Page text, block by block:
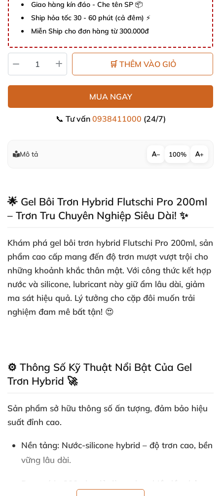
Giao hàng kín đáo - Che tên SP 📦
Ship hỏa tốc 30 - 60 phút (cả đêm) ⚡
Miễn Ship cho đơn hàng từ 300.000đ
🛒 THÊM VÀO GIỎ
MUA NGAY
📞 Tư vấn 0938411000 (24/7)
Mô tả − 100% +
🌟 Gel Bôi Trơn Hybrid Flutschi Pro 200ml
– Trơn Tru Chuyên Nghiệp Siêu Dài! ✨
Khám phá gel bôi trơn hybrid Flutschi Pro 200ml, sản
phẩm cao cấp mang đến độ trơn mượt vượt trội cho
những khoảnh khắc thân mật. Với công thức kết hợp
nước và silicone, lubricant này giữ ẩm lâu dài, giảm
ma sát hiệu quả. Lý tưởng cho cặp đôi muốn trải
nghiệm đam mê bất tận! 😍
⚙️ Thông Số Kỹ Thuật Nổi Bật Của Gel
Trơn Hybrid 🚀
Sản phẩm sở hữu thông số ấn tượng, đảm bảo hiệu
suất đỉnh cao.
Nền tảng: Nước-silicone hybrid – độ trơn cao, bền
vững lâu dài.
Dung tích
: 200ml – đủ dùng cho nhiều lần thân